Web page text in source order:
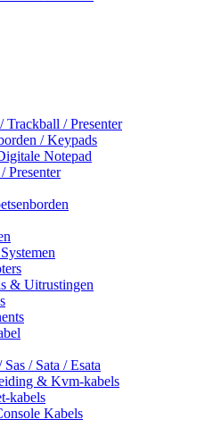
Trackball / Presenter
/ Keypads
Notepad
Presenter
& Uitrustingen
/ Sata / Esata
& Kvm-kabels
kabels
Kabels